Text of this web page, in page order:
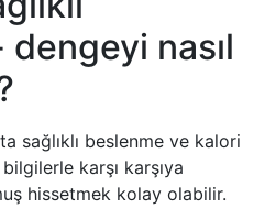
nasıl
sağlıklı beslenme ve kalori
karşı karşıya
hissetmek kolay olabilir.